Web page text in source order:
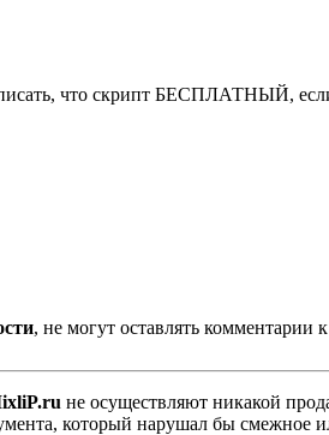
писать, что скрипт БЕСПЛАТНЫЙ,
, не могут оставлять комментарии
не осуществляют никакой
который нарушал бы смежное